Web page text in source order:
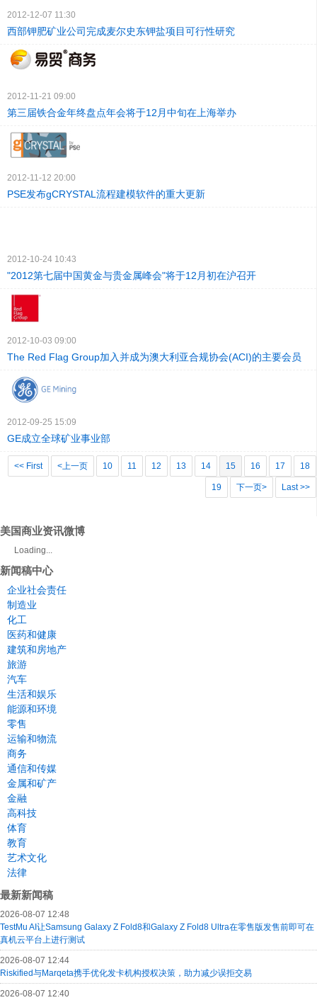
2012-12-07 11:30
西部钾肥矿业公司完成麦尔史东钾盐项目可行性研究
2012-11-21 09:00
第三届铁合金年终盘点年会将于12月中旬在上海举办
2012-11-12 20:00
PSE发布gCRYSTAL流程建模软件的重大更新
2012-10-24 10:43
"2012第七届中国黄金与贵金属峰会"将于12月初在沪召开
2012-10-03 09:00
The Red Flag Group加入并成为澳大利亚合规协会(ACI)的主要会员
2012-09-25 15:09
GE成立全球矿业事业部
<< First <上一页 10 11 12 13 14 15 16 17 18
19 下一页> Last >>
美国商业资讯微博
Loading...
新闻稿中心
企业社会责任
制造业
化工
医药和健康
建筑和房地产
旅游
汽车
生活和娱乐
能源和环境
零售
运输和物流
商务
通信和传媒
金属和矿产
金融
高科技
体育
教育
艺术文化
法律
最新新闻稿
2026-08-07 12:48
TestMu AI让Samsung Galaxy Z Fold8和Galaxy Z Fold8 Ultra在零售版发售前即可在
真机云平台上进行测试
2026-08-07 12:44
Riskified与Marqeta携手优化发卡机构授权决策，助力减少误拒交易
2026-08-07 12:40